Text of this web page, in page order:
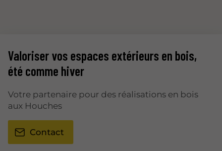
Valoriser vos espaces extérieurs en bois,
été comme hiver
Votre partenaire pour des réalisations en bois
aux Houches
Contact